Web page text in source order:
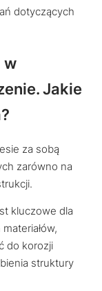
dotyczących
w
Jakie
za sobą
zarówno na
kluczowe dla
do korozji
struktury